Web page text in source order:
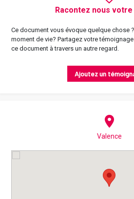
Racontez nous
Ce document vous évoque quelque chose
moment de vie? Partagez votre
ce document à travers un autre regard.
Ajoutez un
Valence